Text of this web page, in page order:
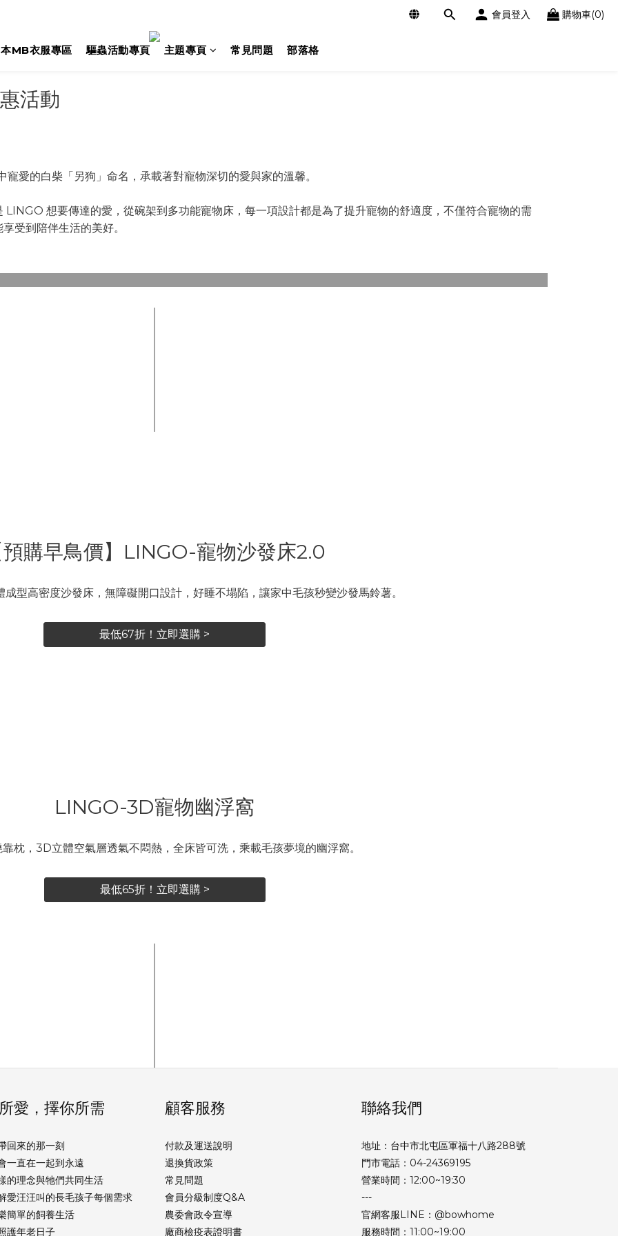
會員登入 購物車(0)
MB衣服專區 驅蟲活動專頁 主題專頁 常見問題 部落格
活動
愛的白柴「另狗」命名，承載著對寵物深切的愛與家的溫馨。
想要傳達的愛，從碗架到多功能寵物床，每一項設計都是為了提升寵物的舒適度，不僅符合寵物的需
受到陪伴生活的美好。
碗架系列 >
購早鳥價】LINGO-寵物沙發床2.0
型高密度沙發床，無障礙開口設計，好睡不塌陷，讓家中毛孩秒變沙發馬鈴薯。
最低67折！立即選購 >
LINGO-3D寵物幽浮窩
枕，3D立體空氣層透氣不悶熱，全床皆可洗，乘載毛孩夢境的幽浮窩。
最低65折！立即選購 >
愛，擇你所需
回來的那一刻
一直在一起到永遠
的理念與牠們共同生活
愛汪汪叫的長毛孩子每個需求
簡單的飼養生活
護年老日子
顧客服務
付款及運送說明
退換貨政策
常見問題
會員分級制度Q&A
農委會政令宣導
廠商檢疫表證明書
聯絡我們
地址：台中市北屯區軍福十八路288號
門市電話：04-24369195
營業時間：12:00~19:30
---
官網客服LINE：@bowhome
服務時間：11:00~19:00